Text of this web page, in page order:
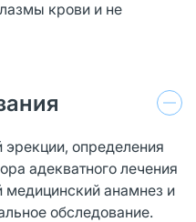
крови и не
определения
адекватного лечения
медицинский анамнез и
обследование.